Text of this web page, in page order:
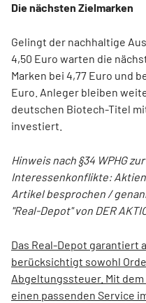
Die nächsten Zielmarken
Gelingt der nachhaltige
4,50 Euro warten die
Marken bei 4,77 Euro und
Euro. Anleger bleiben
deutschen Biotech-Titel
investiert.
Hinweis nach §34 WPHG
Interessenkonflikte:
Artikel besprochen /
"Real-Depot" von DER
Das Real-Depot garantiert
berücksichtigt sowohl
Abgeltungssteuer. Mit dem
einen passenden Service